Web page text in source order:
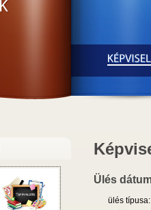
Ülés
ülés típusa: